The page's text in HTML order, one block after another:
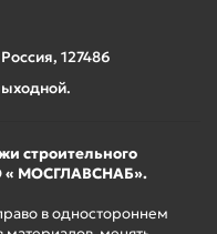
127486
строительного
« МОСГЛАВСНАБ».
в одностороннем